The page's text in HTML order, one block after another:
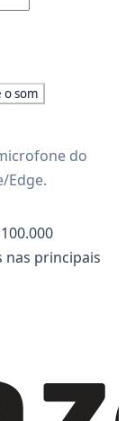
o som
do
Edge.
nas principais